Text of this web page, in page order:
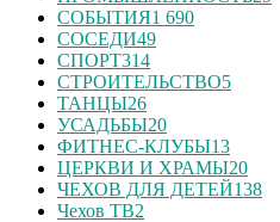
СОБЫТИЯ1 690
СОСЕДИ49
СПОРТ314
СТРОИТЕЛЬСТВО5
ТАНЦЫ26
УСАДЬБЫ20
ФИТНЕС-КЛУБЫ13
ЦЕРКВИ И ХРАМЫ20
ЧЕХОВ ДЛЯ ДЕТЕЙ138
Чехов ТВ2